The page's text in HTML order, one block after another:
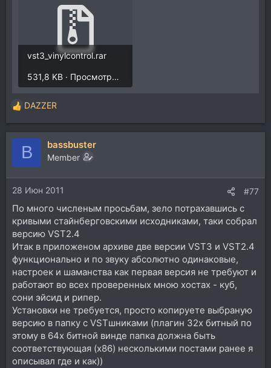
vst3_vinylcontrol.rar
531,8 KB · Просмотры: 4
Р
е
а
и
и
:
DAZZER
B bassbuster
Member
28 Июн 2011 #77
По много численым просьбам, зело потрахавшись с
кривыми стайнберговскими исходниками, таки собрал
версию VST2.4
Итак в приложеном архиве две версии VST3 и VST2.4
функционально и по звуку абсолютно одинаковые,
настроек и шаманства как первая версия не требуют и
работают во всех проверенных мною хостах - куб,
сони эйсид и рипер.
Установки не требуется, просто копируете выбраную
версию в папку с VSTшниками (плагин 32х битный по
этому в 64х битной винде папка должна быть
соответствующая (x86) несколькими постами ранее я
описывал где и как))